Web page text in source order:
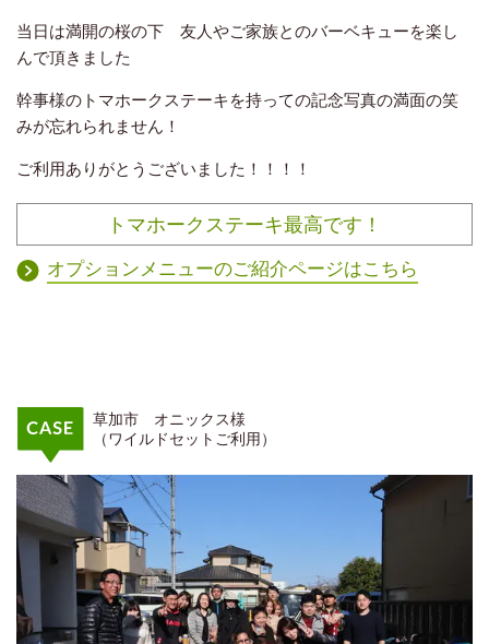
当日は満開の桜の下 友人やご家族とのバーベキューを楽し
んで頂きました
幹事様のトマホークステーキを持っての記念写真の満面の笑
みが忘れられません！
ご利用ありがとうございました！！！！
トマホークステーキ最高です！
オプションメニューのご紹介ページはこちら
草加市 オニックス様
（ワイルドセットご利用）